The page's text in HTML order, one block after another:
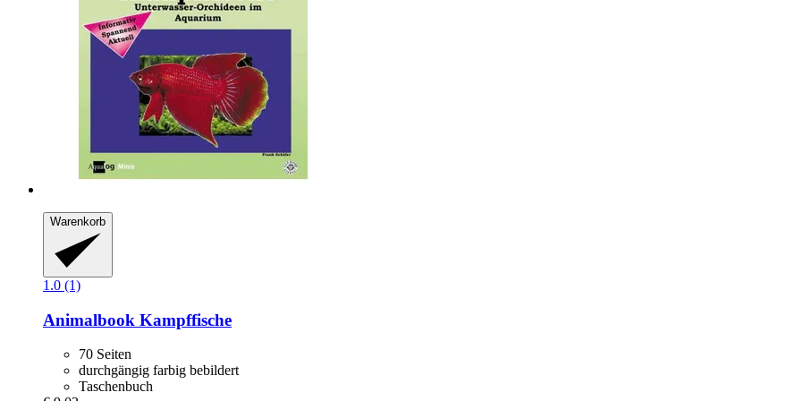
Warenkorb
1.0 (1)
Animalbook Kampffische
70 Seiten
durchgängig farbig bebildert
Taschenbuch